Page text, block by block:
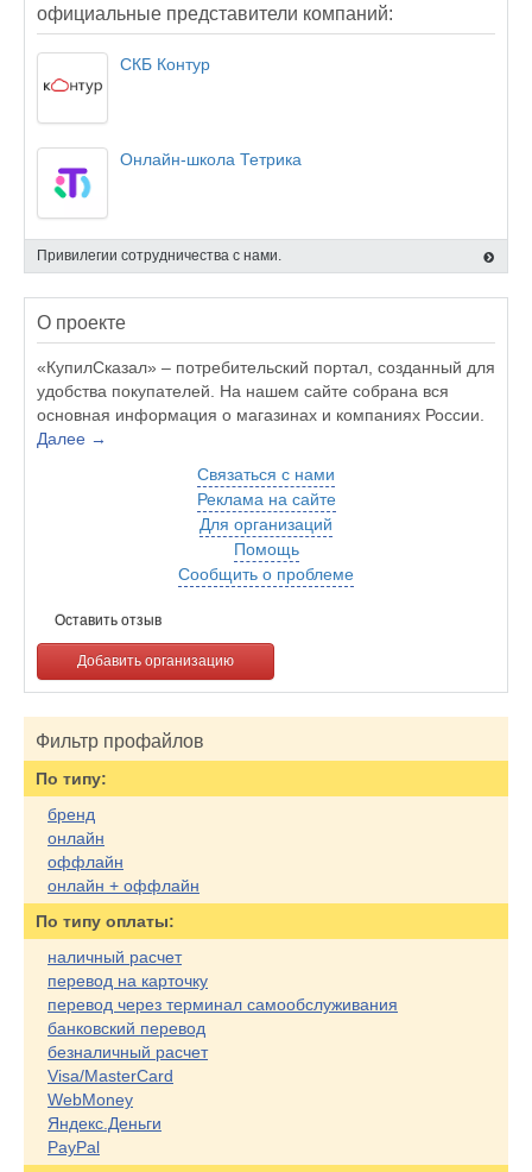
официальные представители компаний:
СКБ Контур
Онлайн-школа Тетрика
Привилегии сотрудничества с нами.
О проекте
«КупилСказал» – потребительский портал, созданный для
удобства покупателей. На нашем сайте собрана вся
основная информация о магазинах и компаниях России.
Далее →
Связаться с нами
Реклама на сайте
Для организаций
Помощь
Сообщить о проблеме
Оставить отзыв
Добавить организацию
Фильтр профайлов
По типу:
бренд
онлайн
оффлайн
онлайн + оффлайн
По типу оплаты:
наличный расчет
перевод на карточку
перевод через терминал самообслуживания
банковский перевод
безналичный расчет
Visa/MasterCard
WebMoney
Яндекс.Деньги
PayPal